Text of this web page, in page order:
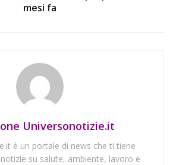
mesi fa
Universonotizie.it
è un portale di news che ti tiene
su salute, ambiente, lavoro e